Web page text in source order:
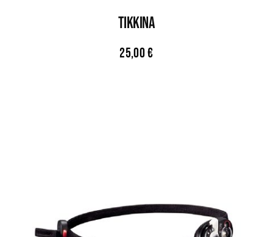
TIKKINA
25,00€